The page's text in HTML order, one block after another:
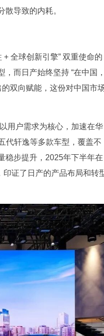
导致的内耗。
全球创新引擎” 双重使命的
，而日产始终坚持 “在中国
双向赋能，这份对中国市
用户需求为核心，加速在华
代轩逸等多款车型，覆盖不
稳步提升，2025年下半年在
证了日产的产品布局和转